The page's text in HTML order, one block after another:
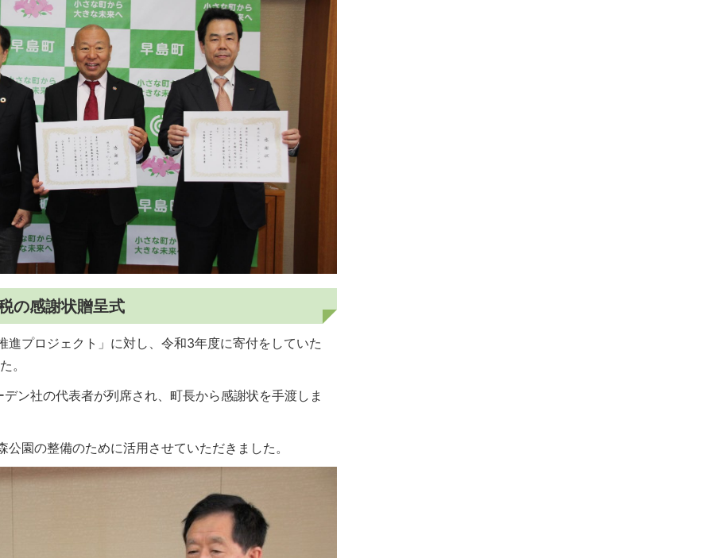
の感謝状贈呈式
プロジェクト」に対し、令和3年度に寄付をしていた
。
ン社の代表者が列席され、町長から感謝状を手渡しま
園の整備のために活用させていただきました。